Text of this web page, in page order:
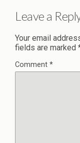
Leave a
Your email
fields are marked
Comment *